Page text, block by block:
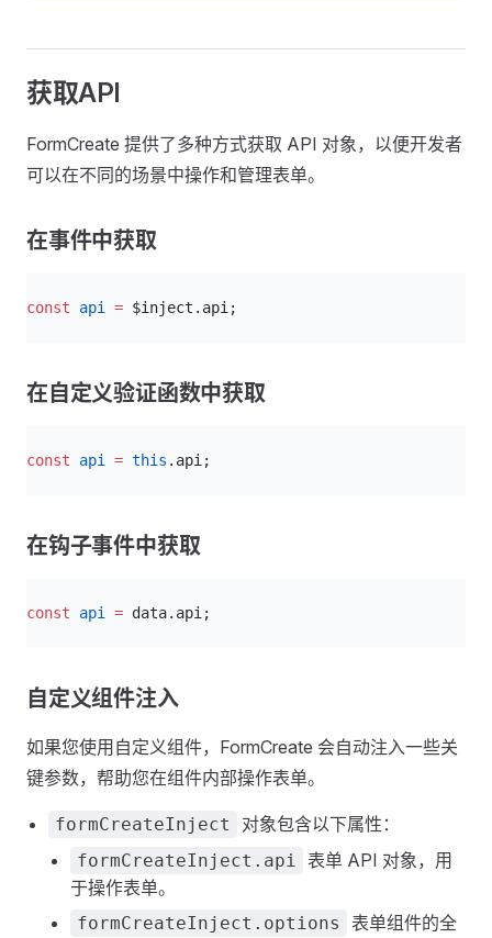
获取API
FormCreate 提供了多种方式获取 API 对象，以便开发者
可以在不同的场景中操作和管理表单。
在事件中获取
const api = $inject.api;
在自定义验证函数中获取
const api = this .api;
在钩子事件中获取
const api = data.api;
自定义组件注入
如果您使用自定义组件，FormCreate 会自动注入一些关
键参数，帮助您在组件内部操作表单。
formCreateInject 对象包含以下属性：
formCreateInject.api 表单 API 对象，用
于操作表单。
formCreateInject.options
表单组件的全